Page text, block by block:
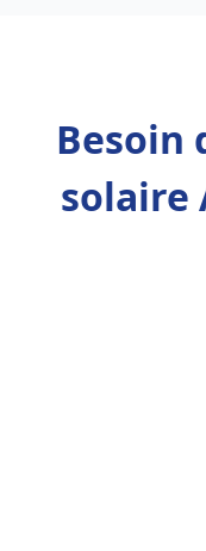
Besoin
solaire